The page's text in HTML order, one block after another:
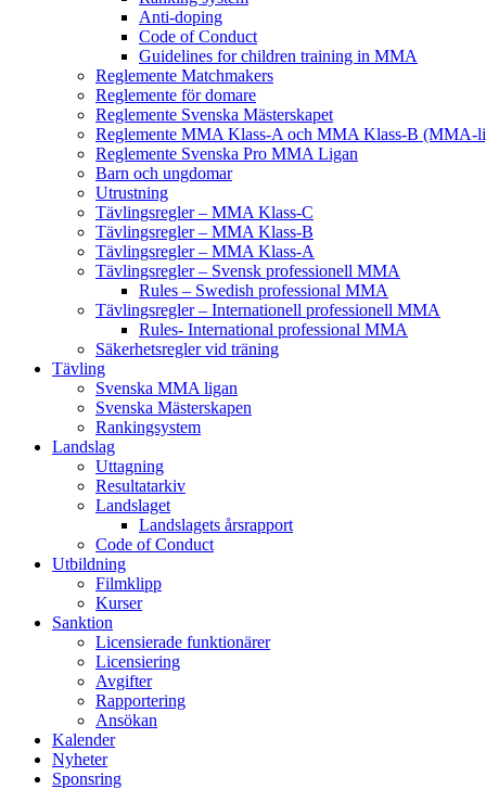
Anti-doping
Code of Conduct
Guidelines for children training in MMA
Reglemente Matchmakers
Reglemente för domare
Reglemente Svenska Mästerskapet
Reglemente MMA Klass-A och MMA Klass-B (MMA-
Reglemente Svenska Pro MMA Ligan
Barn och ungdomar
Utrustning
Tävlingsregler – MMA Klass-C
Tävlingsregler – MMA Klass-B
Tävlingsregler – MMA Klass-A
Tävlingsregler – Svensk professionell MMA
Rules – Swedish professional MMA
Tävlingsregler – Internationell professionell MMA
Rules- International professional MMA
Säkerhetsregler vid träning
Tävling
Svenska MMA ligan
Svenska Mästerskapen
Rankingsystem
Landslag
Uttagning
Resultatarkiv
Landslaget
Landslagets årsrapport
Code of Conduct
Utbildning
Filmklipp
Kurser
Sanktion
Licensierade funktionärer
Licensiering
Avgifter
Rapportering
Ansökan
Kalender
Nyheter
Sponsring